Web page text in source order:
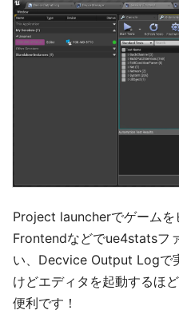
Project launcherでゲームを
Frontendなどでue4statsフ
い、Decvice Output Logで
けどエディタを起動するほ
便利です！